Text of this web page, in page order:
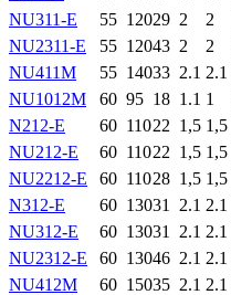
NU311-E
55 12029 2 2
NU2311-E
55 12043 2 2
NU411M
55 14033 2.1 2.1
NU1012M
60 95 18 1.1 1
N212-E
60 11022 1,5 1,5
NU212-E
60 11022 1,5 1,5
NU2212-E
60 11028 1,5 1,5
N312-E
60 13031 2.1 2.1
NU312-E
60 13031 2.1 2.1
NU2312-E
60 13046 2.1 2.1
NU412M
60 15035 2.1 2.1